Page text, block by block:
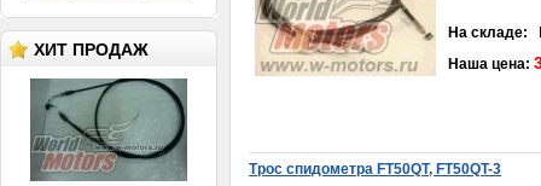
ХИТ ПРОДАЖ
Трос газа Yamaha JOG-50
250руб.
На складе:
Наша цена:
Трос спидометра FT50QT, FT50QT-3